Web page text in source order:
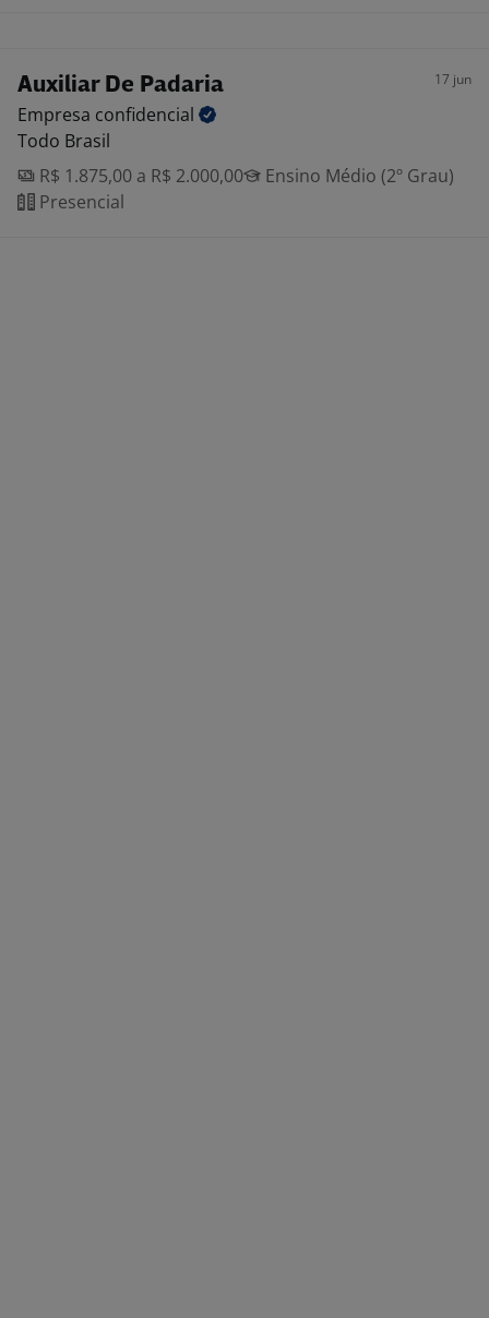
Auxiliar De Padaria 17 jun
Empresa confidencial
Todo Brasil
R$ 1.875,00 a R$ 2.000,00
Ensino Médio (2º Grau)
Presencial